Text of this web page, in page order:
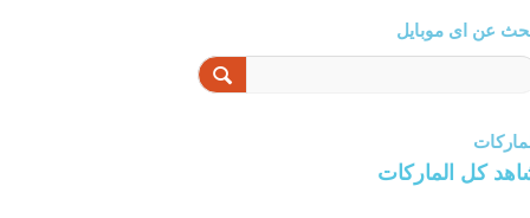
عن اى موبايل
كل الماركات